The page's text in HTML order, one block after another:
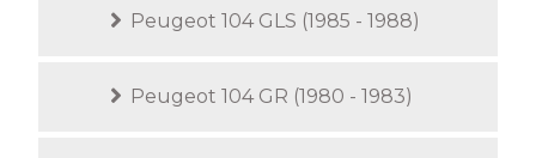
Peugeot 104 GLS (1985 - 1988)
Peugeot 104 GR (1980 - 1983)